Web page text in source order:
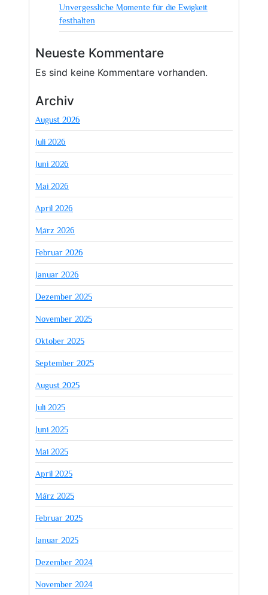
Unvergessliche Momente für die Ewigkeit
festhalten
Neueste Kommentare
Es sind keine Kommentare vorhanden.
Archiv
August 2026
Juli 2026
Juni 2026
Mai 2026
April 2026
März 2026
Februar 2026
Januar 2026
Dezember 2025
November 2025
Oktober 2025
September 2025
August 2025
Juli 2025
Juni 2025
Mai 2025
April 2025
März 2025
Februar 2025
Januar 2025
Dezember 2024
November 2024